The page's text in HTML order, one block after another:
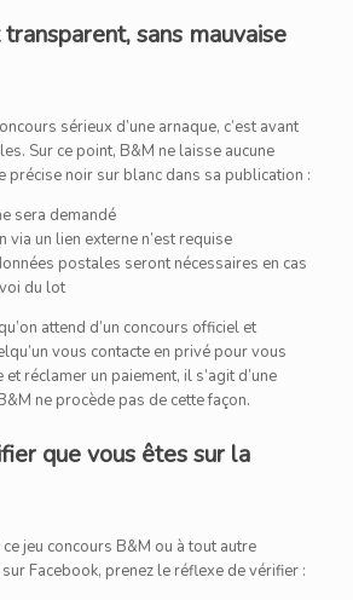
sans mauvaise
sérieux d’une arnaque, c’est avant
Sur ce point, B&M ne laisse aucune
précise noir sur blanc dans sa publication :
sera demandé
via un lien externe n’est requise
postales seront nécessaires en cas
du lot
attend d’un concours officiel et
vous contacte en privé pour vous
réclamer un paiement, il s’agit d’une
ne procède pas de cette façon.
que vous êtes sur la
jeu concours B&M ou à tout autre
Facebook, prenez le réflexe de vérifier :